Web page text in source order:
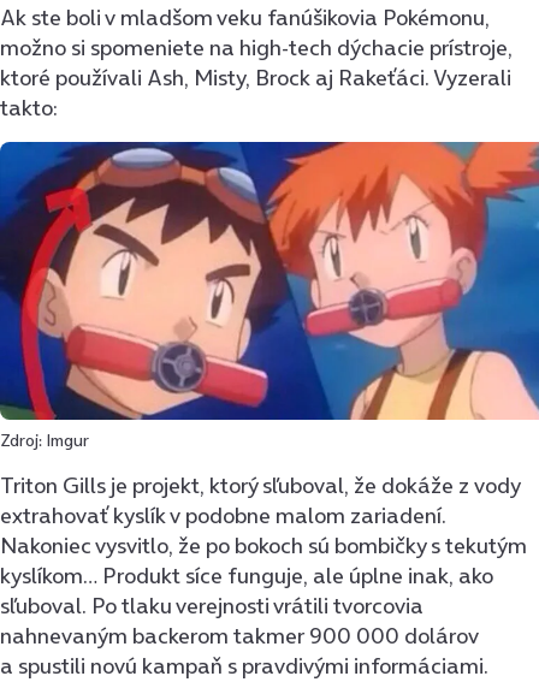
Ak ste boli v mladšom veku fanúšikovia Pokémonu,
možno si spomeniete na high-tech dýchacie prístroje,
ktoré používali Ash, Misty, Brock aj Rakeťáci. Vyzerali
takto:
Zdroj: Imgur
Triton Gills je projekt, ktorý sľuboval, že dokáže z vody
extrahovať kyslík v podobne malom zariadení.
Nakoniec vysvitlo, že po bokoch sú bombičky s tekutým
kyslíkom… Produkt síce funguje, ale úplne inak, ako
sľuboval. Po tlaku verejnosti vrátili tvorcovia
nahnevaným backerom takmer 900 000 dolárov
a spustili novú kampaň s pravdivými informáciami.